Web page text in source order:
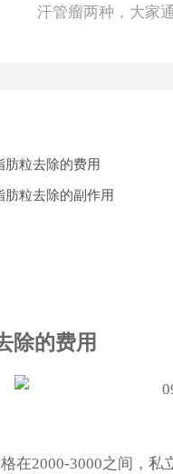
汗管瘤两种，大家
肪粒去除的费用
肪粒去除的副作用
除的费用
在2000-3000之间，私